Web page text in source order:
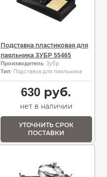
Подставка пластиковая для
паяльника ЗУБР 55465
Производитель: Зубр
Тип: Подставка для паяльника
630 руб.
нет в наличии
УТОЧНИТЬ СРОК
ПОСТАВКИ